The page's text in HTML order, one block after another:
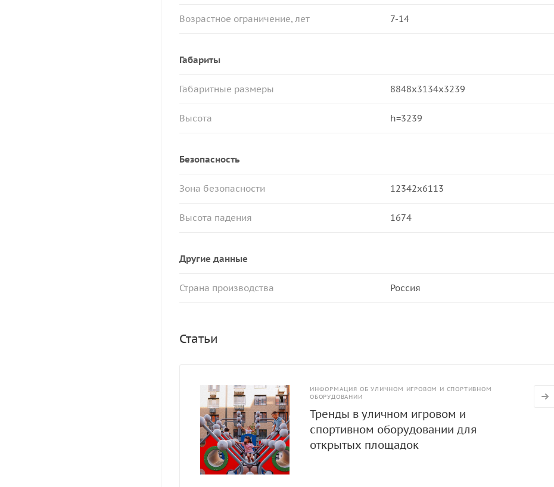
Возрастное ограничение, лет 7-14
Габариты
Габаритные размеры 8848х3134х3239
Высота h=3239
Безопасность
Зона безопасности 12342х6113
Высота падения 1674
Другие данные
Страна производства Россия
Статьи
ИНФОРМАЦИЯ ОБ УЛИЧНОМ ИГРОВОМ И СПОРТИВНОМ
ОБОРУДОВАНИИ
Тренды в уличном игровом и
спортивном оборудовании для
открытых площадок